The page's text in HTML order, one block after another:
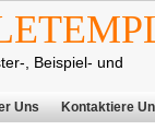
, Beispiel- und
Uns Kontaktiere